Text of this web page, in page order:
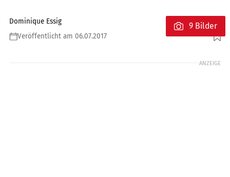
Dominique Essig
Veröffentlicht am 06.07.2017
Foto: Beta
9 Bilder
ANZEIGE